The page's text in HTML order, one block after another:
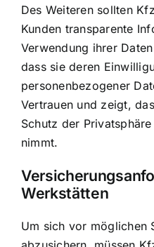
Des Weiteren sollten
Kunden transparente
Verwendung ihrer
dass sie deren
personenbezogener
Vertrauen und zeigt,
Schutz der
nimmt.
Werkstätten
Um sich vor möglichen